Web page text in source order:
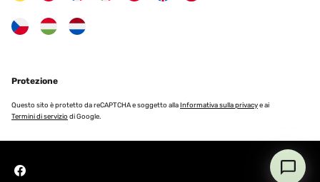
Usuario/a de amazon
VALUTAZIONE VERIFICATA
15/11/2023
Protezione
Questo sito è protetto da reCAPTCHA e soggetto allaInformativa sulla privacye ai
Termini di servizio di Google.